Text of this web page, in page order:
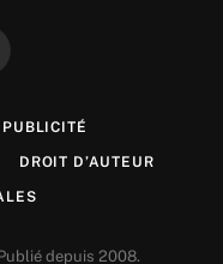
PUBLICITÉ
DROIT D’AUTEUR
depuis 2008.